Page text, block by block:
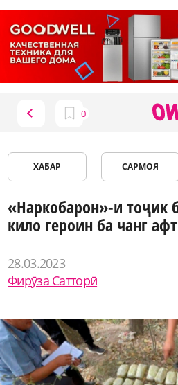
ХАБАР САРМОЯ
«Наркобарон»-и тоҷик
кило героин ба чанг
28.03.2023
Фирӯза Сатторӣ